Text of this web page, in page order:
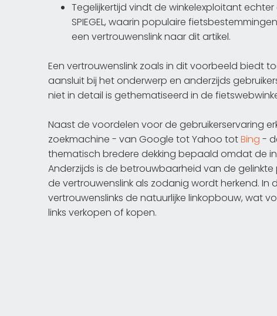
Tegelijkertijd vindt de winkelexploitant
SPIEGEL, waarin populaire
een vertrouwenslink naar dit artikel.
Een vertrouwenslink zoals in dit voorbeeld biedt
aansluit bij het onderwerp en anderzijds
niet in detail is gethematiseerd in de
Naast de voordelen voor de gebruikerservaring
zoekmachine - van Google tot Yahoo totBing -
thematisch bredere dekking bepaald omdat de
Anderzijds is de betrouwbaarheid van de
de vertrouwenslink als zodanig wordt herkend.
vertrouwenslinks de natuurlijke linkopbouw, wat
links verkopen of kopen.